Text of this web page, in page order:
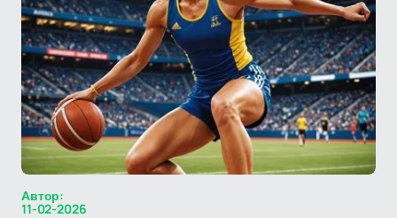
Автор:
11-02-2026